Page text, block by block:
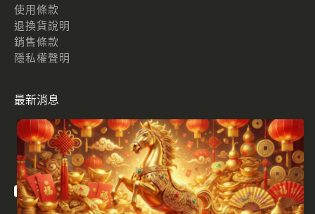
使用條款
退換貨說明
銷售條款
隱私權聲明
最新消息